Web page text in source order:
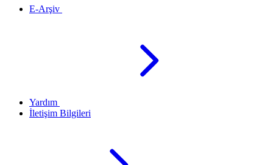
E-Arşiv
Yardım
İletişim Bilgileri